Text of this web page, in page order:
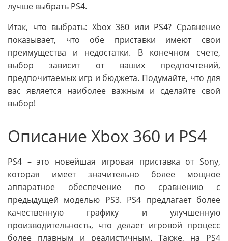
лучше выбрать PS4.
Итак, что выбрать: Xbox 360 или PS4? Сравнение
показывает, что обе приставки имеют свои
преимущества и недостатки. В конечном счете,
выбор зависит от ваших предпочтений,
предпочитаемых игр и бюджета. Подумайте, что для
вас является наиболее важным и сделайте свой
выбор!
Описание Xbox 360 и PS4
PS4 – это новейшая игровая приставка от Sony,
которая имеет значительно более мощное
аппаратное обеспечение по сравнению с
предыдущей моделью PS3. PS4 предлагает более
качественную графику и улучшенную
производительность, что делает игровой процесс
более плавным и реалистичным. Также, на PS4